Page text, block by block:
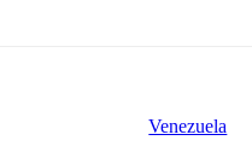
Venezuela